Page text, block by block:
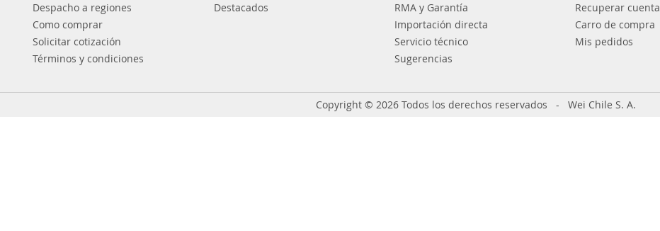
Despacho a regiones
Como comprar
Solicitar cotización
Términos y condiciones
Destacados
RMA y Garantía
Importación directa
Servicio técnico
Sugerencias
Recuperar cuenta
Carro de compra
Mis pedidos
Copyright © 2026 Todos los derechos reservados - Wei Chile S. A.